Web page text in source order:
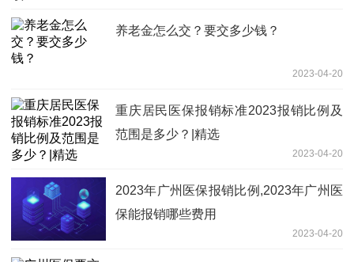
养老金怎么交？要交多少钱？
2023-04-20
重庆居民医保报销标准2023报销比例及
范围是多少？|精选
2023-04-20
2023年广州医保报销比例,2023年广州医
保能报销哪些费用
2023-04-20